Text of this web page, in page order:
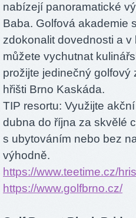
nabízejí panoramatické
Baba. Golfová akademie
zdokonalit dovednosti a
můžete vychutnat
prožijte jedinečný golfový
hřišti Brno Kaskáda.
TIP resortu: Využijte
dubna do října za skvělé
s ubytováním nebo bez
výhodně.
https://www.teetime.cz/
https://www.golfbrno.cz/